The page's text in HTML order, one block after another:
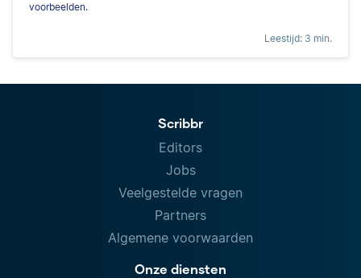
voorbeelden.
Leestijd: 3 min.
Scribbr
Editors
Jobs
Veelgestelde vragen
Partners
Algemene voorwaarden
Onze diensten